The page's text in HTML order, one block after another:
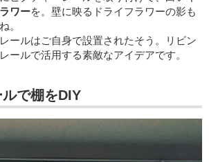
ワーを。壁に映るドライフラワーの影も
。
ールはご自身で設置されたそう。リビン
ールで活用する素敵なアイデアです。
で棚をDIY